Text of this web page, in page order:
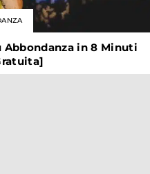
Abbondanza in 8 Minuti